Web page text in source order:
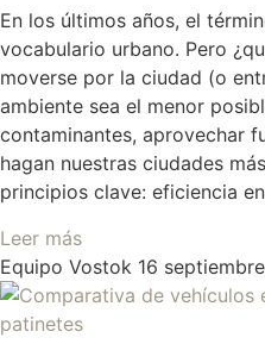
En los últimos años, el
vocabulario urbano. Pero
moverse por la ciudad (o
ambiente sea el menor
contaminantes, aprovechar
hagan nuestras ciudades
principios clave: eficiencia
Leer más
Equipo Vostok 16